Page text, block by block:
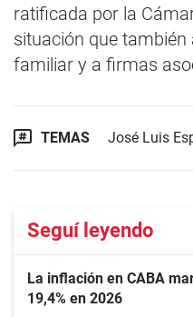
ratificada por la
situación que
familiar y a firmas
TEMAS José Luis
Seguí leyendo
La inflación en CABA
19,4% en 2026